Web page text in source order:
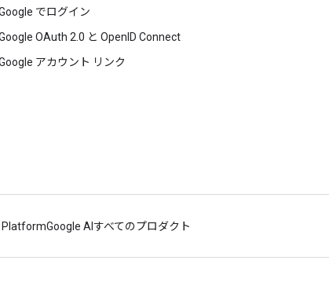
でログイン
OAuth 2.0 と OpenID Connect
アカウント リンク
PlatformGoogle AI すべてのプロダクト